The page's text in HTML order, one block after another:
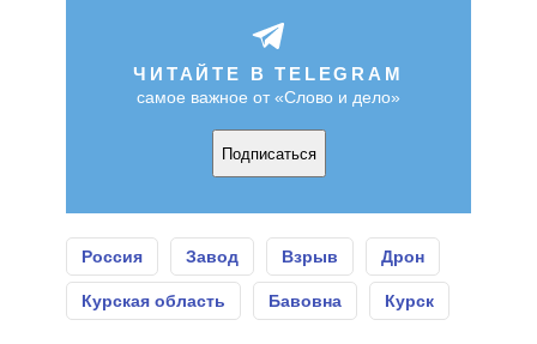
ЧИТАЙТЕ В TELEGRAM
самое важное от «Слово и дело»
Подписаться
Россия Завод Взрыв Дрон
Курская область Бавовна Курск